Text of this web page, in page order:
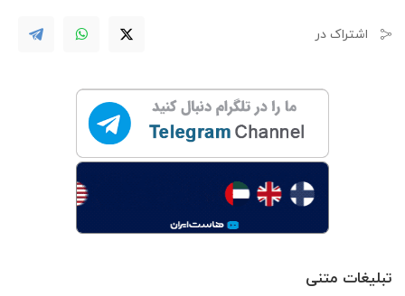
اشتراک در
تبلیغات متنی